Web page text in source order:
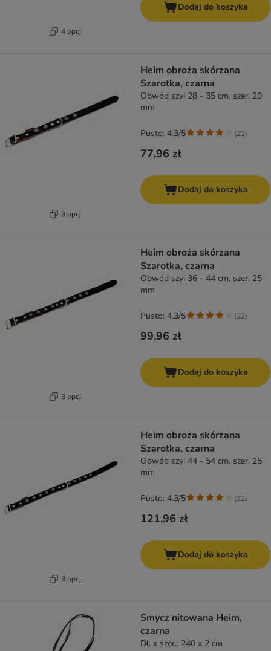
4 opcji
Dodaj do koszyka
3 opcji
Heim obroża skórzana
Szarotka, czarna
Obwód szyi 28 - 35 cm, szer. 20
mm
77,96 zł
Pusto: 4.3/5 (22)
Dodaj do koszyka
3 opcji
Heim obroża skórzana
Szarotka, czarna
Obwód szyi 36 - 44 cm, szer. 25
mm
99,96 zł
Pusto: 4.3/5 (22)
Dodaj do koszyka
3 opcji
Heim obroża skórzana
Szarotka, czarna
Obwód szyi 44 - 54 cm, szer. 25
mm
121,96 zł
Pusto: 4.3/5 (22)
Dodaj do koszyka
Smycz nitowana Heim,
czarna
Dł. x szer.: 240 x 2 cm